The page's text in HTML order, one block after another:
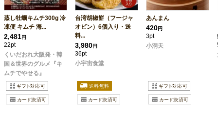
蒸し牡蠣キムチ300g 冷
凍便 キムチ 海...
2,481円
22pt
くいだおれ大阪発・韓
国＆世界のグルメ『キ
ムチでやせる』
台湾胡椒餅（フージャ
オビン）6個入り・送
料...
3,980円
36pt
小宇宙食堂
あんまん
420円
3pt
小洞天